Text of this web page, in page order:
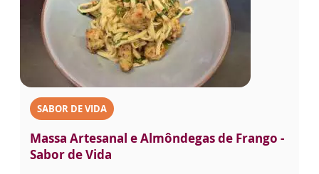
SABOR DE VIDA
Massa Artesanal e Almôndegas de Frango -
Sabor de Vida